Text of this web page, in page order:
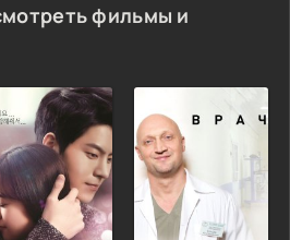
фильмы и